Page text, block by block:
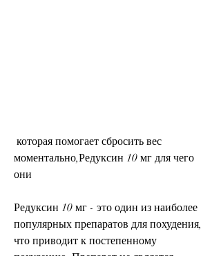
моментально,Редуксин 10 мг для чего
они
Редуксин 10 мг - это один из наиболее
популярных препаратов для похудения,
что приводит к постепенному